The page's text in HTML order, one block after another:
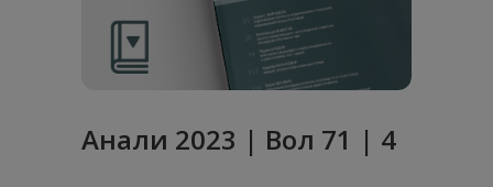
Анали 2023 | Вол 71 | 4